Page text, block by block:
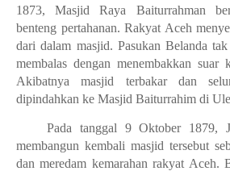
1873, Masjid Raya Baiturrahman
benteng pertahanan. Rakyat Aceh
dari dalam masjid. Pasukan Belanda
membalas dengan menembakkan suar
Akibatnya masjid terbakar dan
dipindahkan ke Masjid Baiturrahim di
Pada tanggal 9 Oktober 1879,
membangun kembali masjid tersebut
dan meredam kemarahan rakyat Aceh.